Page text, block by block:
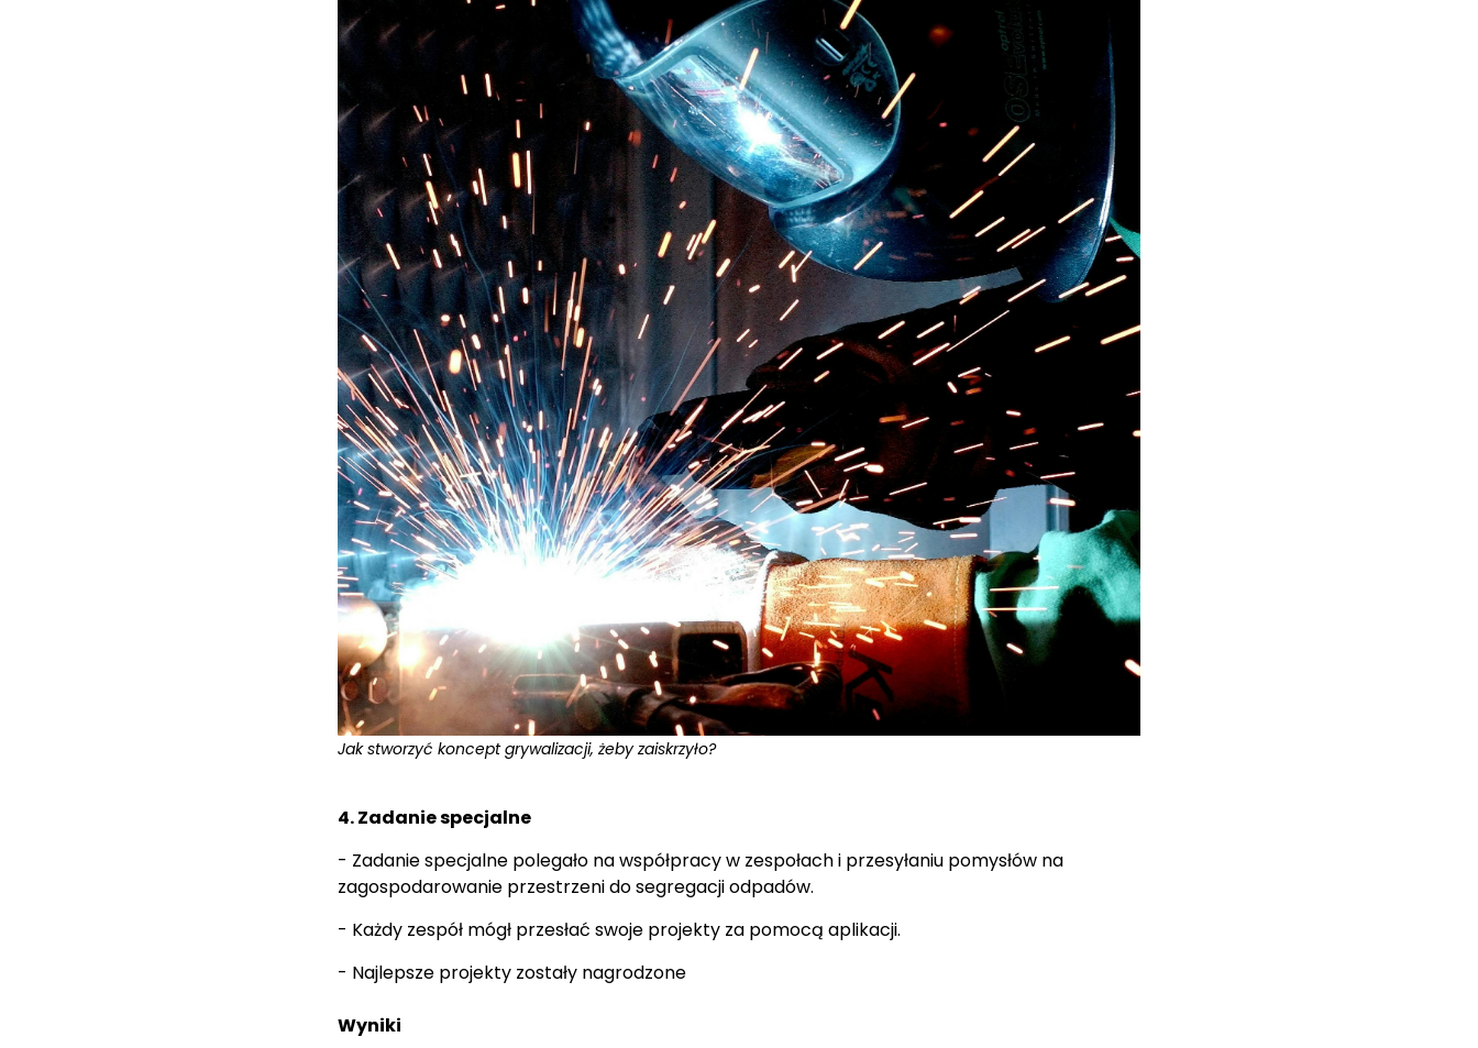
Jak stworzyć koncept grywalizacji, żeby zaiskrzyło?
4.Zadanie specjalne
- Zadanie specjalne polegało na współpracy w zespołach i przesyłaniu pomysłów na
zagospodarowanie przestrzeni do segregacji odpadów.
- Każdy zespół mógł przesłać swoje projekty za pomocą aplikacji.
- Najlepsze projekty zostały nagrodzone
Wyniki